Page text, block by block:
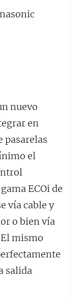
nuevo
en
pasarelas
el
ECOi de
vía cable y
o bien vía
mismo
salida